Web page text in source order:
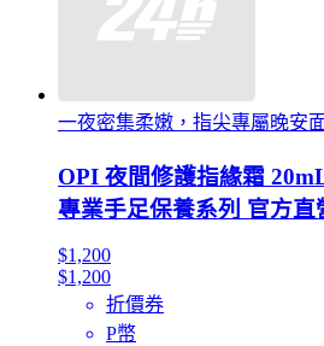
一夜密集柔嫩，指尖專屬晚安
OPI 夜間修護指緣霜
專業手足保養系列 官方直
$1,200
$1,200
折價券
P幣